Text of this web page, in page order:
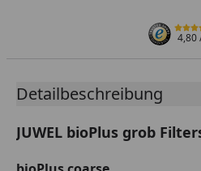
4,80
Detailbeschreibung
JUWEL bioPlus grob